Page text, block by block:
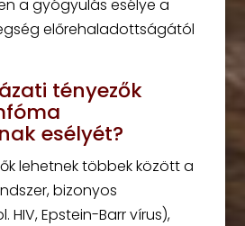
a gyógyulás esélye a
előrehaladottságától
tényezők
esélyét?
lehetnek többek között a
bizonyos
HIV, Epstein-Barr vírus),